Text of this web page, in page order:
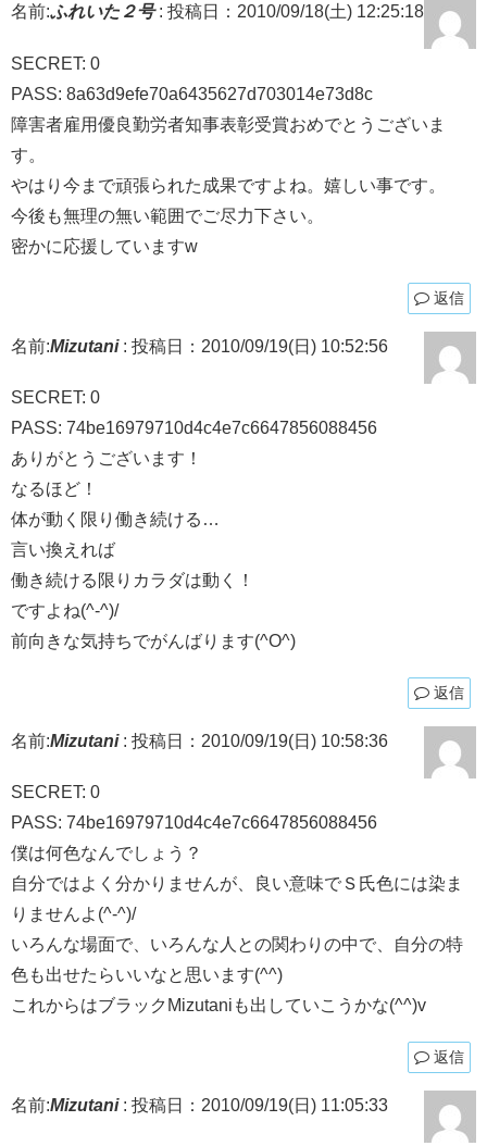
名前:ふれいた２号: 投稿日：2010/09/18(土) 12:25:18
SECRET: 0
PASS: 8a63d9efe70a6435627d703014e73d8c
障害者雇用優良勤労者知事表彰受賞おめでとうございま
す。
やはり今まで頑張られた成果ですよね。嬉しい事です。
今後も無理の無い範囲でご尽力下さい。
密かに応援していますw
返信
名前:Mizutani: 投稿日：2010/09/19(日) 10:52:56
SECRET: 0
PASS: 74be16979710d4c4e7c6647856088456
ありがとうございます！
なるほど！
体が動く限り働き続ける…
言い換えれば
働き続ける限りカラダは動く！
ですよね(^-^)/
前向きな気持ちでがんばります(^O^)
返信
名前:Mizutani: 投稿日：2010/09/19(日) 10:58:36
SECRET: 0
PASS: 74be16979710d4c4e7c6647856088456
僕は何色なんでしょう？
自分ではよく分かりませんが、良い意味でＳ氏色には染ま
りませんよ(^-^)/
いろんな場面で、いろんな人との関わりの中で、自分の特
色も出せたらいいなと思います(^^)
これからはブラックMizutaniも出していこうかな(^^)v
返信
名前:Mizutani: 投稿日：2010/09/19(日) 11:05:33